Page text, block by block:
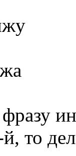
то